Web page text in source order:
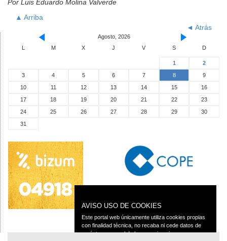
Por Luis Eduardo Molina Valverde
▲ Arriba
◄ Atrás
Agosto, 2026
L
M X J V S D
1
2
3
4 5 6 7 8
9
10
11 12 13 14 15
16
17
18 19 20 21 22
23
24
25 26 27 28 29
30
31
AVISO USO DE COOKIES
Este portal web únicamente utiliza cookies propias
con finalidad técnica, no recaba ni cede datos de
carácter personal de los usuarios sin su